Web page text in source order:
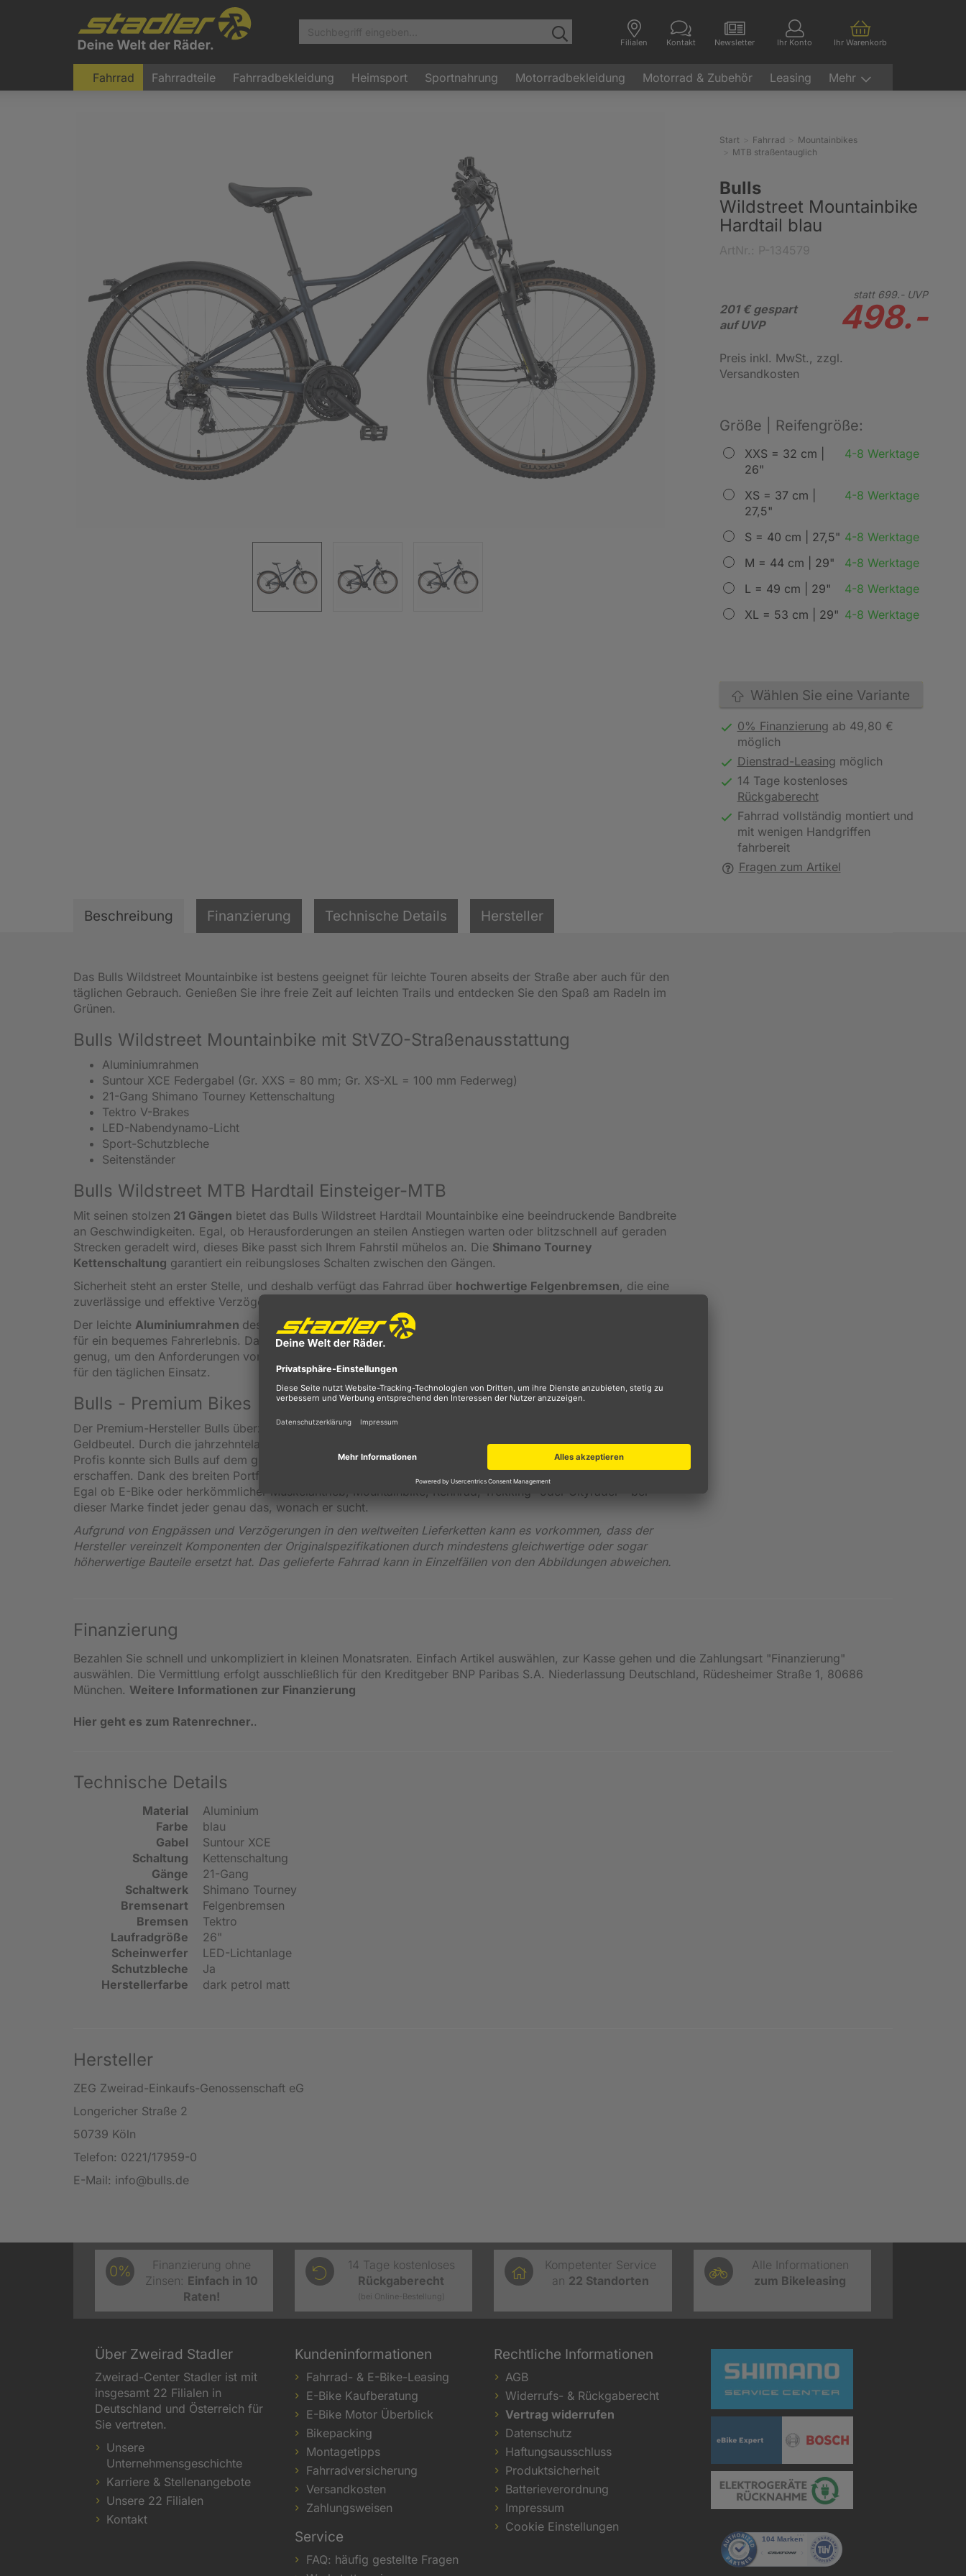
Filialen Kontakt Newsletter Ihr Konto Ihr Warenkorb
Fahrrad Fahrradteile Fahrradbekleidung Heimsport Sportnahrung Motorradbekleidung Motorrad & Zubehör Leasing Mehr
Start Fahrrad
Mountainbikes
MTB straßentauglich
Bulls
Wildstreet Mountainbike
Hardtail blau
201 € gespart
auf UVP
statt 699.-UVP
498.-
Preis inkl. MwSt., zzgl.
Versandkosten
Größe | Reifengröße:
XXS = 32 cm |
26"
4-8 Werktage
XS = 37 cm |
27,5"
4-8 Werktage
S = 40 cm | 27,5" 4-8 Werktage
M = 44 cm | 29"
4-8 Werktage
L = 49 cm | 29"
4-8 Werktage
XL = 53 cm | 29" 4-8 Werktage
Wählen Sie eine Variante
0% Finanzierung ab 49,80 €
möglich
Dienstrad-Leasing möglich
14 Tage kostenloses
Rückgaberecht
Fahrrad vollständig montiert und
mit wenigen Handgriffen
fahrbereit
Fragen zum Artikel
Beschreibung Finanzierung Technische Details Hersteller
Das Bulls Wildstreet Mountainbike ist bestens geeignet für leichte Touren abseits der Straße aber auch für den
täglichen Gebrauch. Genießen Sie ihre freie Zeit auf leichten Trails und entdecken Sie den Spaß am Radeln im
Grünen.
Bulls Wildstreet Mountainbike mit StVZO-Straßenausstattung
Aluminiumrahmen
Suntour XCE Federgabel (Gr. XXS = 80 mm; Gr. XS-XL = 100 mm Federweg)
21-Gang Shimano Tourney Kettenschaltung
Tektro V-Brakes
LED-Nabendynamo-Licht
Sport-Schutzbleche
Seitenständer
Bulls Wildstreet MTB Hardtail Einsteiger-MTB
Mit seinen stolzen 21 Gängen bietet das Bulls Wildstreet Hardtail Mountainbike eine beeindruckende Bandbreite
an Geschwindigkeiten. Egal, ob Herausforderungen an steilen Anstiegen warten oder blitzschnell auf geraden
Strecken geradelt wird, dieses Bike passt sich Ihrem Fahrstil mühelos an. Die Shimano Tourney
Kettenschaltung garantiert ein reibungsloses Schalten zwischen den Gängen.
Sicherheit steht an erster Stelle, und deshalb verfügt das Fahrrad über hochwertige Felgenbremsen, die eine
zuverlässige und effektive Verzögerung gewährleistet.
Der leichte Aluminiumrahmen des Wildstreet von Bulls sorgt nicht nur für müheloses Handling, sondern auch
für ein bequemes Fahrerlebnis. Das Rad ist leicht genug, um es problemlos zu steuern, aber gleichzeitig robust
genug, um den Anforderungen von anspruchsvollem Einsatz standzuhalten.
für den täglichen Einsatz.
Bulls - Premium Bikes
Der Premium-Hersteller Bulls überzeugt seine Kunden bereits seit 1995 mit hochqualitativen Produkten für jeden
Geldbeutel. Durch die jahrzehntelange Entwicklung von Premium Bikes für Einsteiger, Fortgeschrittene und
Profis konnte sich Bulls auf dem globalen Fahrradmarkt durchsetzen und mehrere, weltweit bekannte Bestseller
erschaffen. Dank des breiten Portfolios bietet der Hersteller für jeden Einsatzbereich das passende Fahrrad.
Egal ob E-Bike oder herkömmlicher Muskelantrieb, Mountainbike, Rennrad, Trekking- oder Cityräder - bei
dieser Marke findet jeder genau das, wonach er sucht.
Aufgrund von Engpässen und Verzögerungen in den weltweiten Lieferketten kann es vorkommen, dass der
Hersteller vereinzelt Komponenten der Originalspezifikationen durch mindestens gleichwertige oder sogar
höherwertige Bauteile ersetzt hat. Das gelieferte Fahrrad kann in Einzelfällen von den Abbildungen abweichen.
Finanzierung
Bezahlen Sie schnell und unkompliziert in kleinen Monatsraten. Einfach Artikel auswählen, zur Kasse gehen und die Zahlungsart "Finanzierung"
auswählen. Die Vermittlung erfolgt ausschließlich für den Kreditgeber BNP Paribas S.A. Niederlassung Deutschland, Rüdesheimer Straße 1, 80686
München. Weitere Informationen zur Finanzierung
Hier geht es zum Ratenrechner..
Technische Details
Material
Aluminium
Farbe
blau
Gabel
Suntour XCE
Schaltung
Kettenschaltung
Gänge
21-Gang
Schaltwerk
Shimano Tourney
Bremsenart
Felgenbremsen
Bremsen
Tektro
Laufradgröße
26"
Scheinwerfer
LED-Lichtanlage
Schutzbleche
Ja
Herstellerfarbe
dark petrol matt
Hersteller
ZEG Zweirad-Einkaufs-Genossenschaft eG
Longericher Straße 2
50739 Köln
Telefon: 0221/17959-0
E-Mail: info@bulls.de
0%
Finanzierung ohne
Zinsen: Einfach in 10
Raten!
14 Tage kostenloses
Rückgaberecht
(bei Online-Bestellung)
Kompetenter Service
an 22 Standorten
Alle Informationen
zum Bikeleasing
Über Zweirad Stadler
Zweirad-Center Stadler ist mit
insgesamt 22 Filialen in
Deutschland und Österreich für
Sie vertreten.
Unsere
Unternehmensgeschichte
Karriere & Stellenangebote
Unsere 22 Filialen
Kontakt
Kundeninformationen
Fahrrad- & E-Bike-Leasing
E-Bike Kaufberatung
E-Bike Motor Überblick
Bikepacking
Montagetipps
Fahrradversicherung
Versandkosten
Zahlungsweisen
Service
FAQ: häufig gestellte Fragen
Rechtliche Informationen
AGB
Widerrufs- & Rückgaberecht
Vertrag widerrufen
Datenschutz
Haftungsausschluss
Produktsicherheit
Batterieverordnung
Impressum
Cookie Einstellungen